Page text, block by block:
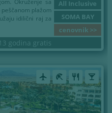
All Inclusive
SOMA BAY
cenovnik >>
plažom
idilični raj za
godina gratis
airplanemode_active beach_access restaurant local_bar